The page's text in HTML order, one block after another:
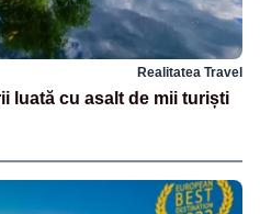
Realitatea Travel
luată cu asalt de mii turiști